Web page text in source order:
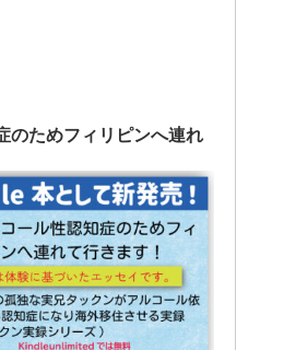
のためフィリピンへ連れ